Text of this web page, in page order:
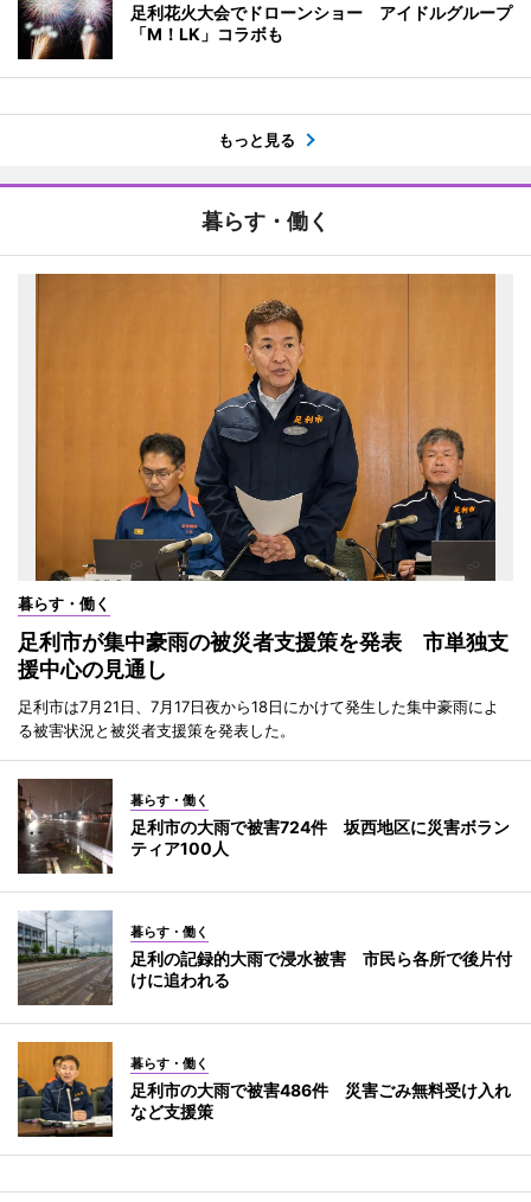
足利花火大会でドローンショー アイドルグループ
「M！LK」コラボも
もっと見る
暮らす・働く
暮らす・働く
足利市が集中豪雨の被災者支援策を発表 市単独支
援中心の見通し
足利市は7月21日、7月17日夜から18日にかけて発生した集中豪雨によ
る被害状況と被災者支援策を発表した。
暮らす・働く
足利市の大雨で被害724件 坂西地区に災害ボラン
ティア100人
暮らす・働く
足利の記録的大雨で浸水被害 市民ら各所で後片付
けに追われる
暮らす・働く
足利市の大雨で被害486件 災害ごみ無料受け入れ
など支援策